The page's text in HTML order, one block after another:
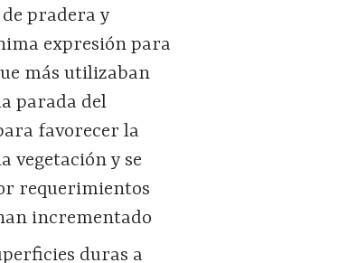
pradera y
expresión para
más utilizaban
parada del
favorecer la
vegetación y se
requerimientos
incrementado
duras a